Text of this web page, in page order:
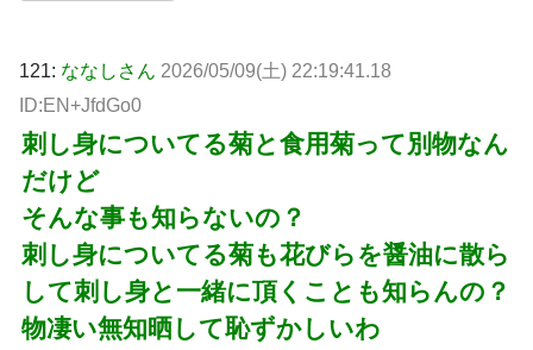
121: ななしさん 2026/05/09(土) 22:19:41.18
ID:EN+JfdGo0
刺し身についてる菊と食用菊って別物なん
だけど
そんな事も知らないの？
刺し身についてる菊も花びらを醤油に散ら
して刺し身と一緒に頂くことも知らんの？
物凄い無知晒して恥ずかしいわ